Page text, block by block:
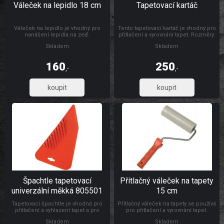
Váleček na lepidlo 18 cm
Váleček na lepidlo je vhodný pro
nanášení lepidla na zeď.
Skladem
160,-
132,23
Tapetovací kartáč
Tento tapetovací kartáč je vhodný pro
přitlačení a vyrovnání tapet. Rozměry:
Skladem
250,-
206,61
Špachtle tapetovací
univerzální měkká 805501
Tapetovací špachtle je vhodná pro
přitlačení a vyhlazení tapet a pro
Skladem
Přítlačný váleček na tapety
15 cm
Přítlačný váleček na tapety se používá
pro přitlačení a vyrovnání tapet.
Skladem